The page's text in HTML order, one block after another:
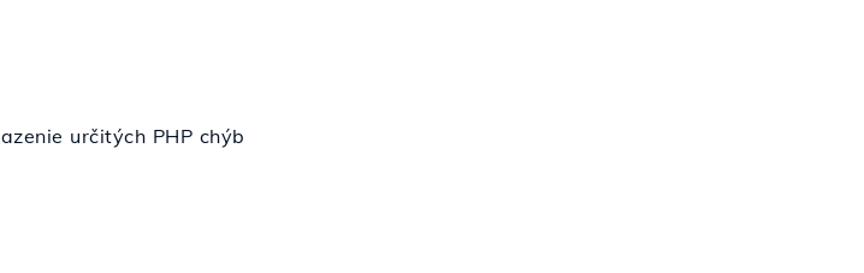
určitých PHP chýb